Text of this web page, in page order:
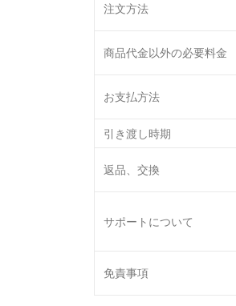
注文方法
商品代金以外の必要料金
お支払方法
引き渡し時期
返品、交換
サポートについて
免責事項